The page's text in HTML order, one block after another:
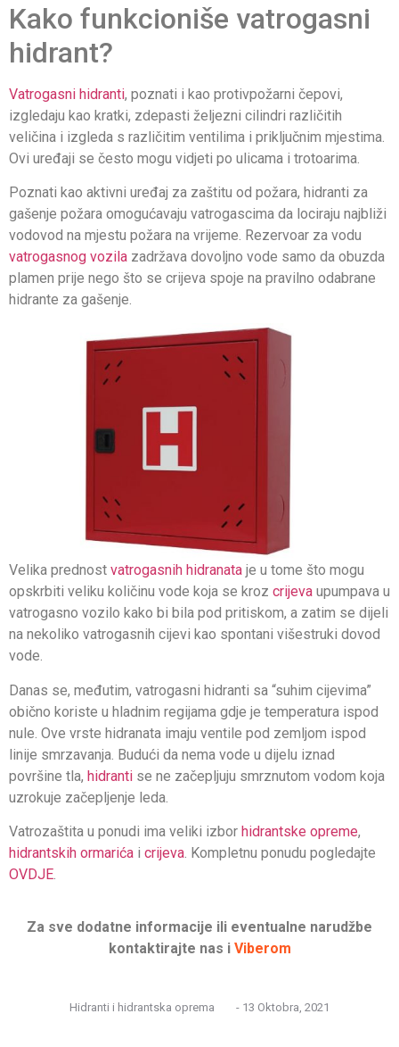
Kako funkcioniše vatrogasni
hidrant?
Vatrogasni hidranti, poznati i kao protivpožarni čepovi,
izgledaju kao kratki, zdepasti željezni cilindri različitih
veličina i izgleda s različitim ventilima i priključnim mjestima.
Ovi uređaji se često mogu vidjeti po ulicama i trotoarima.
Poznati kao aktivni uređaj za zaštitu od požara, hidranti za
gašenje požara omogućavaju vatrogascima da lociraju najbliži
vodovod na mjestu požara na vrijeme. Rezervoar za vodu
vatrogasnog vozila zadržava dovoljno vode samo da obuzda
plamen prije nego što se crijeva spoje na pravilno odabrane
hidrante za gašenje.
Velika prednost vatrogasnih hidranata je u tome što mogu
opskrbiti veliku količinu vode koja se kroz crijeva upumpava u
vatrogasno vozilo kako bi bila pod pritiskom, a zatim se dijeli
na nekoliko vatrogasnih cijevi kao spontani višestruki dovod
vode.
Danas se, međutim, vatrogasni hidranti sa “suhim cijevima”
obično koriste u hladnim regijama gdje je temperatura ispod
nule. Ove vrste hidranata imaju ventile pod zemljom ispod
linije smrzavanja. Budući da nema vode u dijelu iznad
površine tla, hidranti se ne začepljuju smrznutom vodom koja
uzrokuje začepljenje leda.
Vatrozaštita u ponudi ima veliki izbor hidrantske opreme,
hidrantskih ormarića i crijeva. Kompletnu ponudu pogledajte
OVDJE.
Za sve dodatne informacije ili eventualne narudžbe
kontaktirajte nas i Viberom
Hidranti i hidrantska oprema - 13 Oktobra, 2021